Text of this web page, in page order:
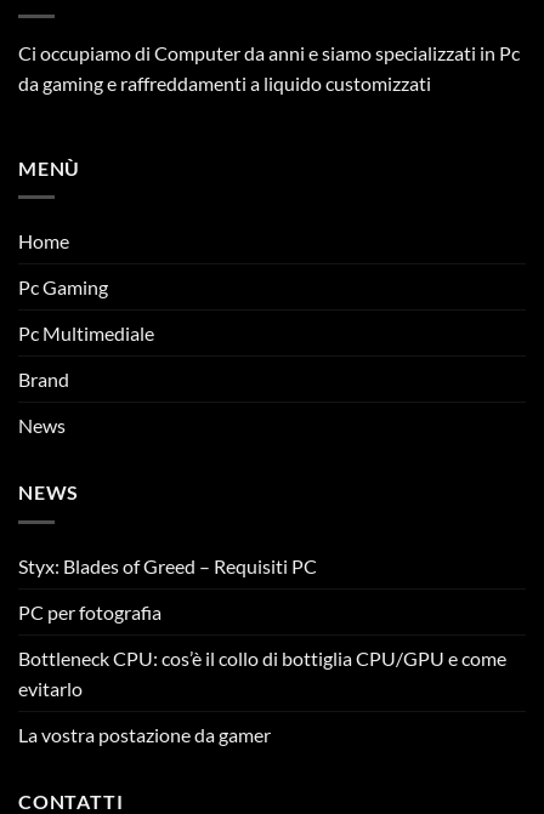
Ci occupiamo di Computer da anni e siamo specializzati in Pc
da gaming e raffreddamenti a liquido customizzati
MENÙ
Home
Pc Gaming
Pc Multimediale
Brand
News
NEWS
Styx: Blades of Greed – Requisiti PC
PC per fotografia
Bottleneck CPU: cos’è il collo di bottiglia CPU/GPU e come
evitarlo
La vostra postazione da gamer
CONTATTI